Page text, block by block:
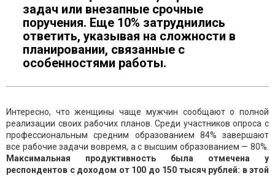
задач или внезапные срочные
поручения. Еще 10% затруднились
ответить, указывая на сложности в
планировании, связанные с
особенностями работы.
Интересно, что женщины чаще мужчин сообщают о полной
реализации своих рабочих планов. Среди участников опроса с
профессиональным средним образованием 84% завершают
все рабочие задачи вовремя, а с высшим образованием — 80%.
Максимальная продуктивность была отмечена у
респондентов с доходом от 100 до 150 тысяч рублей: в этой